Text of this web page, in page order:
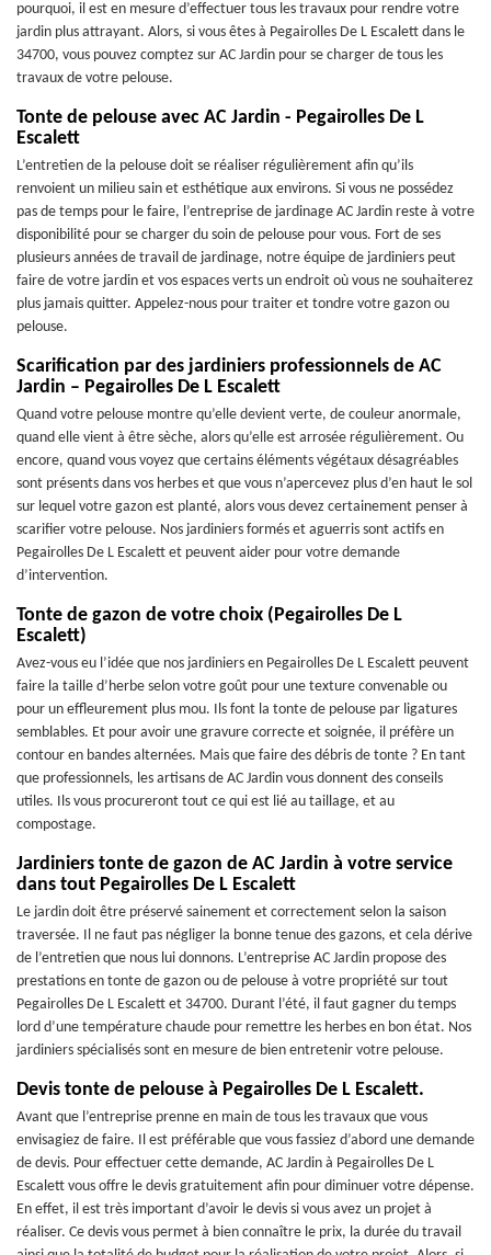
pourquoi, il est en mesure d’effectuer tous les travaux pour rendre votre
jardin plus attrayant. Alors, si vous êtes à Pegairolles De L Escalett dans le
34700, vous pouvez comptez sur AC Jardin pour se charger de tous les
travaux de votre pelouse.
Tonte de pelouse avec AC Jardin - Pegairolles De L
Escalett
L’entretien de la pelouse doit se réaliser régulièrement afin qu’ils
renvoient un milieu sain et esthétique aux environs. Si vous ne possédez
pas de temps pour le faire, l’entreprise de jardinage AC Jardin reste à votre
disponibilité pour se charger du soin de pelouse pour vous. Fort de ses
plusieurs années de travail de jardinage, notre équipe de jardiniers peut
faire de votre jardin et vos espaces verts un endroit où vous ne souhaiterez
plus jamais quitter. Appelez-nous pour traiter et tondre votre gazon ou
pelouse.
Scarification par des jardiniers professionnels de AC
Jardin – Pegairolles De L Escalett
Quand votre pelouse montre qu’elle devient verte, de couleur anormale,
quand elle vient à être sèche, alors qu’elle est arrosée régulièrement. Ou
encore, quand vous voyez que certains éléments végétaux désagréables
sont présents dans vos herbes et que vous n’apercevez plus d’en haut le sol
sur lequel votre gazon est planté, alors vous devez certainement penser à
scarifier votre pelouse. Nos jardiniers formés et aguerris sont actifs en
Pegairolles De L Escalett et peuvent aider pour votre demande
d’intervention.
Tonte de gazon de votre choix (Pegairolles De L
Escalett)
Avez-vous eu l’idée que nos jardiniers en Pegairolles De L Escalett peuvent
faire la taille d’herbe selon votre goût pour une texture convenable ou
pour un effleurement plus mou. Ils font la tonte de pelouse par ligatures
semblables. Et pour avoir une gravure correcte et soignée, il préfère un
contour en bandes alternées. Mais que faire des débris de tonte ? En tant
que professionnels, les artisans de AC Jardin vous donnent des conseils
utiles. Ils vous procureront tout ce qui est lié au taillage, et au
compostage.
Jardiniers tonte de gazon de AC Jardin à votre service
dans tout Pegairolles De L Escalett
Le jardin doit être préservé sainement et correctement selon la saison
traversée. Il ne faut pas négliger la bonne tenue des gazons, et cela dérive
de l’entretien que nous lui donnons. L’entreprise AC Jardin propose des
prestations en tonte de gazon ou de pelouse à votre propriété sur tout
Pegairolles De L Escalett et 34700. Durant l’été, il faut gagner du temps
lord d’une température chaude pour remettre les herbes en bon état. Nos
jardiniers spécialisés sont en mesure de bien entretenir votre pelouse.
Devis tonte de pelouse à Pegairolles De L Escalett.
Avant que l’entreprise prenne en main de tous les travaux que vous
envisagiez de faire. Il est préférable que vous fassiez d’abord une demande
de devis. Pour effectuer cette demande, AC Jardin à Pegairolles De L
Escalett vous offre le devis gratuitement afin pour diminuer votre dépense.
En effet, il est très important d’avoir le devis si vous avez un projet à
réaliser. Ce devis vous permet à bien connaître le prix, la durée du travail